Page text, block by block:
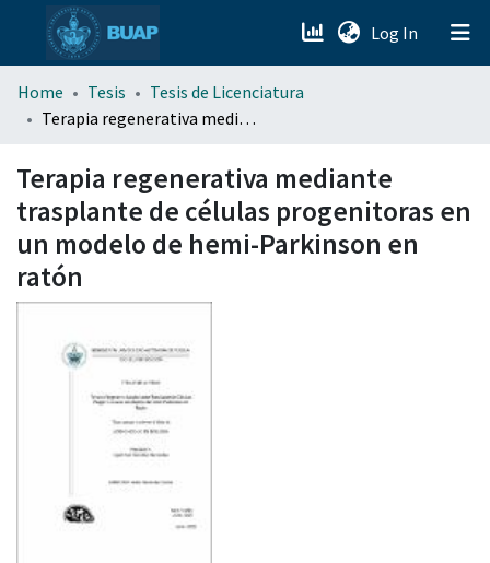
Log In (current)
menu.section.about_menu
Home Tesis
Tesis de Licenciatura
Terapia regenerativa mediante trasplante de células progenitoras en un modelo de hemi-Parkinson en ratón
Terapia regenerativa mediante
trasplante de células progenitoras en
un modelo de hemi-Parkinson en
ratón